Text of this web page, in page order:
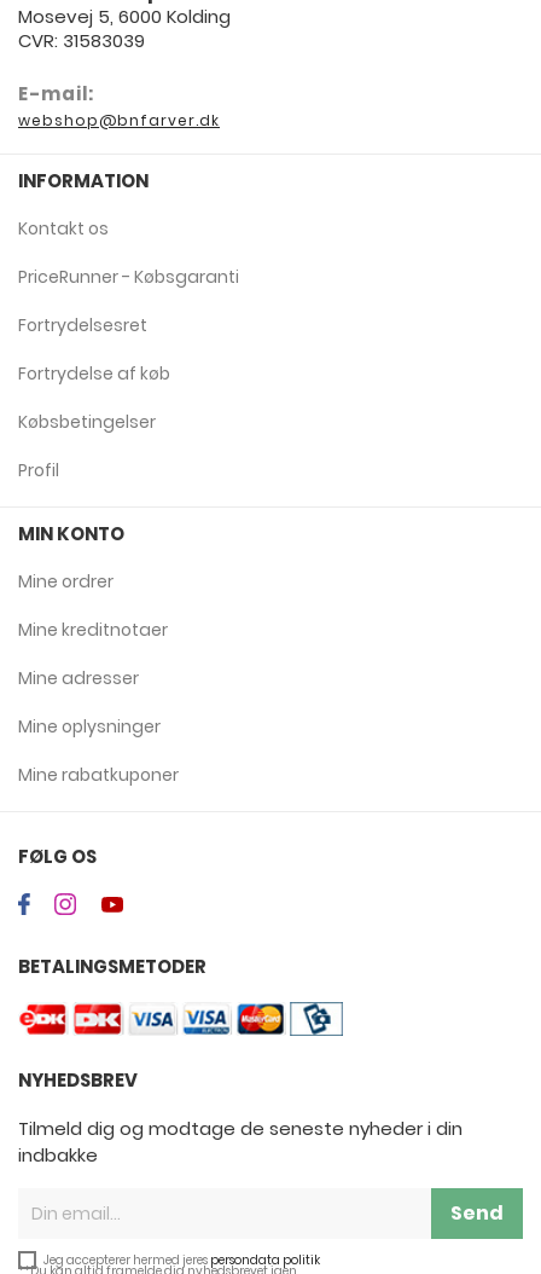
Mosevej 5, 6000 Kolding
CVR: 31583039
E-mail:
webshop@bnfarver.dk
INFORMATION
Kontakt os
PriceRunner - Købsgaranti
Fortrydelsesret
Fortrydelse af køb
Købsbetingelser
Profil
MIN KONTO
Mine ordrer
Mine kreditnotaer
Mine adresser
Mine oplysninger
Mine rabatkuponer
FØLG OS
BETALINGSMETODER
NYHEDSBREV
Tilmeld dig og modtage de seneste nyheder i din
indbakke
Send
Jeg accepterer hermed jeres persondata politik